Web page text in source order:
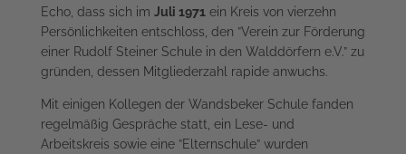
Echo, dass sich im Juli 1971 ein Kreis von vierzehn
Persönlichkeiten entschloss, den ”Verein zur Förderung
einer Rudolf Steiner Schule in den Walddörfern e.V.” zu
gründen, dessen Mitgliederzahl rapide anwuchs.
Mit einigen Kollegen der Wandsbeker Schule fanden
regelmäßig Gespräche statt, ein Lese- und
Arbeitskreis sowie eine ”Elternschule” wurden